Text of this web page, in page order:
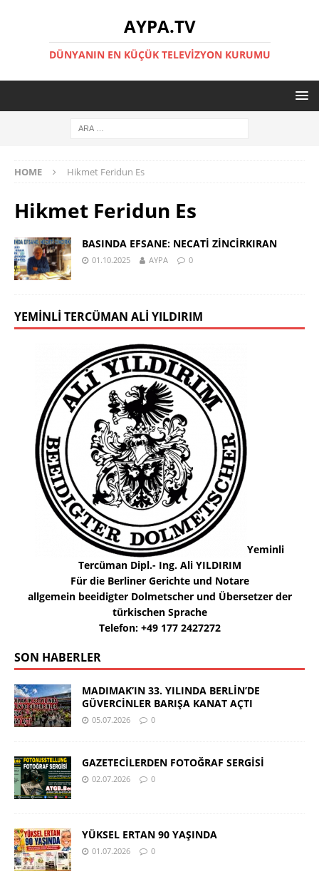
AYPA.TV
DÜNYANIN EN KÜÇÜK TELEVIZYON KURUMU
HOME Hikmet Feridun Es
Hikmet Feridun Es
BASINDA EFSANE: NECATİ ZİNCİRKIRAN
01.10.2025 AYPA 0
YEMINLI TERCÜMAN ALI YILDIRIM
Yeminli
Tercüman Dipl.- Ing. Ali YILDIRIM
Für die Berliner Gerichte und Notare
allgemein beeidigter Dolmetscher und Übersetzer der
türkischen Sprache
Telefon: +49 177 2427272
SON HABERLER
MADIMAK’IN 33. YILINDA BERLİN’DE
GÜVERCİNLER BARIŞA KANAT AÇTI
05.07.2026 0
GAZETECİLERDEN FOTOĞRAF SERGİSİ
02.07.2026 0
YÜKSEL ERTAN 90 YAŞINDA
01.07.2026 0